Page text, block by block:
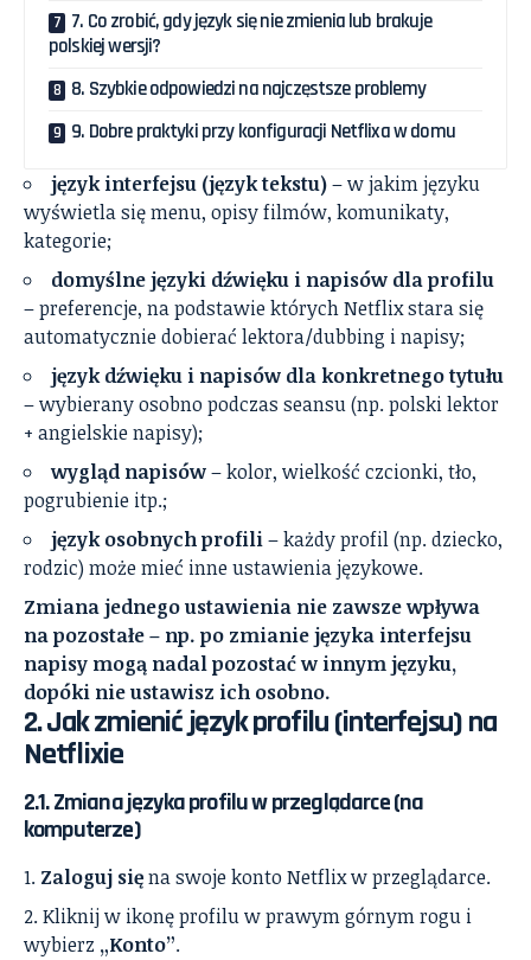
7. Co zrobić, gdy język się nie zmienia lub brakuje
polskiej wersji?
8. Szybkie odpowiedzi na najczęstsze problemy
9. Dobre praktyki przy konfiguracji Netflixa w domu
język interfejsu (język tekstu)– w jakim języku
wyświetla się menu, opisy filmów, komunikaty,
kategorie;
domyślne języki dźwięku i napisów dla profilu
– preferencje, na podstawie których Netflix stara się
automatycznie dobierać lektora/dubbing i napisy;
język dźwięku i napisów dla konkretnego tytułu
– wybierany osobno podczas seansu (np. polski lektor
+ angielskie napisy);
wygląd napisów– kolor, wielkość czcionki, tło,
pogrubienie itp.;
język osobnych profili– każdy profil (np. dziecko,
rodzic) może mieć inne ustawienia językowe.
Zmiana jednego ustawienia nie zawsze wpływa
na pozostałe – np. po zmianie języka interfejsu
napisy mogą nadal pozostać w innym języku,
dopóki nie ustawisz ich osobno.
2. Jak zmienić język profilu (interfejsu) na
Netflixie
2.1. Zmiana języka profilu w przeglądarce (na
komputerze)
Zaloguj sięna swoje konto Netflix w przeglądarce.
Kliknij w ikonę profilu w prawym górnym rogu i
wybierz „Konto”.